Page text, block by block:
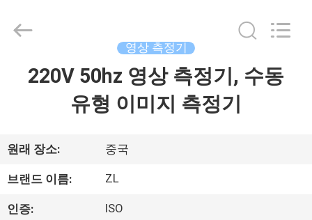
품
동
Dongguan
Zhongli
영상 측정기
220V 50hz 영상 측정기, 수동
유형 이미지 측정기
원래 장소: 중국
브랜드 이름: ZL
인증: ISO